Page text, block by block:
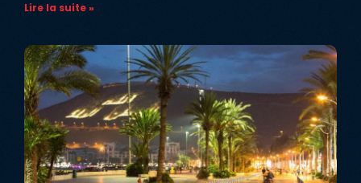
Lire la suite »